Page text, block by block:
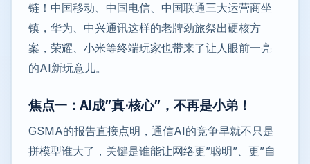
链！中国移动、中国电信、中国联通三大运营商坐
镇，华为、中兴通讯这样的老牌劲旅祭出硬核方
案，荣耀、小米等终端玩家也带来了让人眼前一亮
的AI新玩意儿。
焦点一：AI成”真·核心”，不再是小弟！
GSMA的报告直接点明，通信AI的竞争早就不只是
拼模型谁大了，关键是谁能让网络更”聪明”、更”自